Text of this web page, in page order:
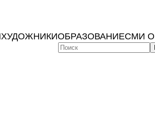
ХУДОЖНИКИОБРАЗОВАНИЕСМИ